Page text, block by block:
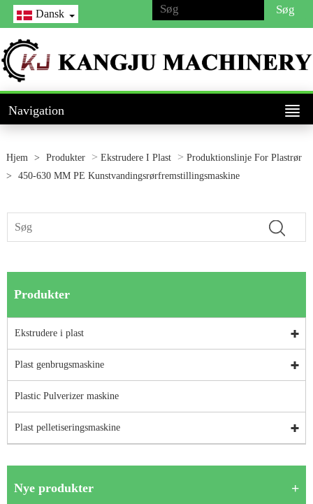
Dansk
Navigation
Hjem > Produkter > Ekstrudere I Plast > Produktionslinje For Plastrør
>
450-630 MM PE Kunstvandingsrørfremstillingsmaskine
Produkter
Ekstrudere i plast
Plast genbrugsmaskine
Plastic Pulverizer maskine
Plast pelletiseringsmaskine
Nye produkter